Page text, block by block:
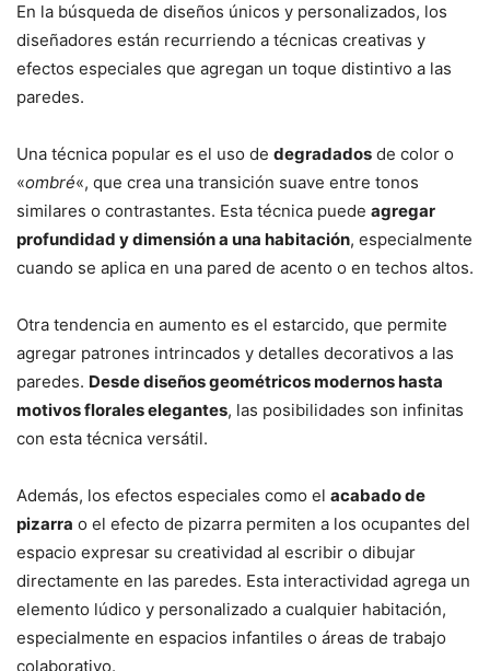
En la búsqueda de diseños únicos y personalizados, los
diseñadores están recurriendo a técnicas creativas y
efectos especiales que agregan un toque distintivo a las
paredes.
Una técnica popular es el uso de degradados de color o
«ombré«, que crea una transición suave entre tonos
similares o contrastantes. Esta técnica puede agregar
profundidad y dimensión a una habitación, especialmente
cuando se aplica en una pared de acento o en techos altos.
Otra tendencia en aumento es el estarcido, que permite
agregar patrones intrincados y detalles decorativos a las
paredes. Desde diseños geométricos modernos hasta
motivos florales elegantes, las posibilidades son infinitas
con esta técnica versátil.
Además, los efectos especiales como el acabado de
pizarra o el efecto de pizarra permiten a los ocupantes del
espacio expresar su creatividad al escribir o dibujar
directamente en las paredes. Esta interactividad agrega un
elemento lúdico y personalizado a cualquier habitación,
especialmente en espacios infantiles o áreas de trabajo
colaborativo.